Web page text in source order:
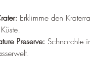
Erklimme den
Preserve: Schnorchle